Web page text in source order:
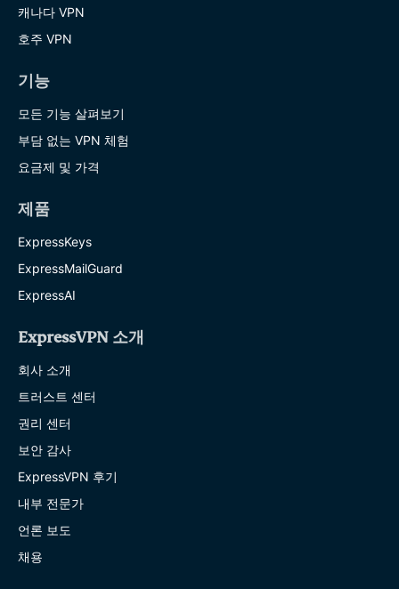
캐나다 VPN
호주 VPN
기능
모든 기능 살펴보기
부담 없는 VPN 체험
요금제 및 가격
제품
ExpressKeys
ExpressMailGuard
ExpressAI
ExpressVPN 소개
회사 소개
트러스트 센터
권리 센터
보안 감사
ExpressVPN 후기
내부 전문가
언론 보도
채용